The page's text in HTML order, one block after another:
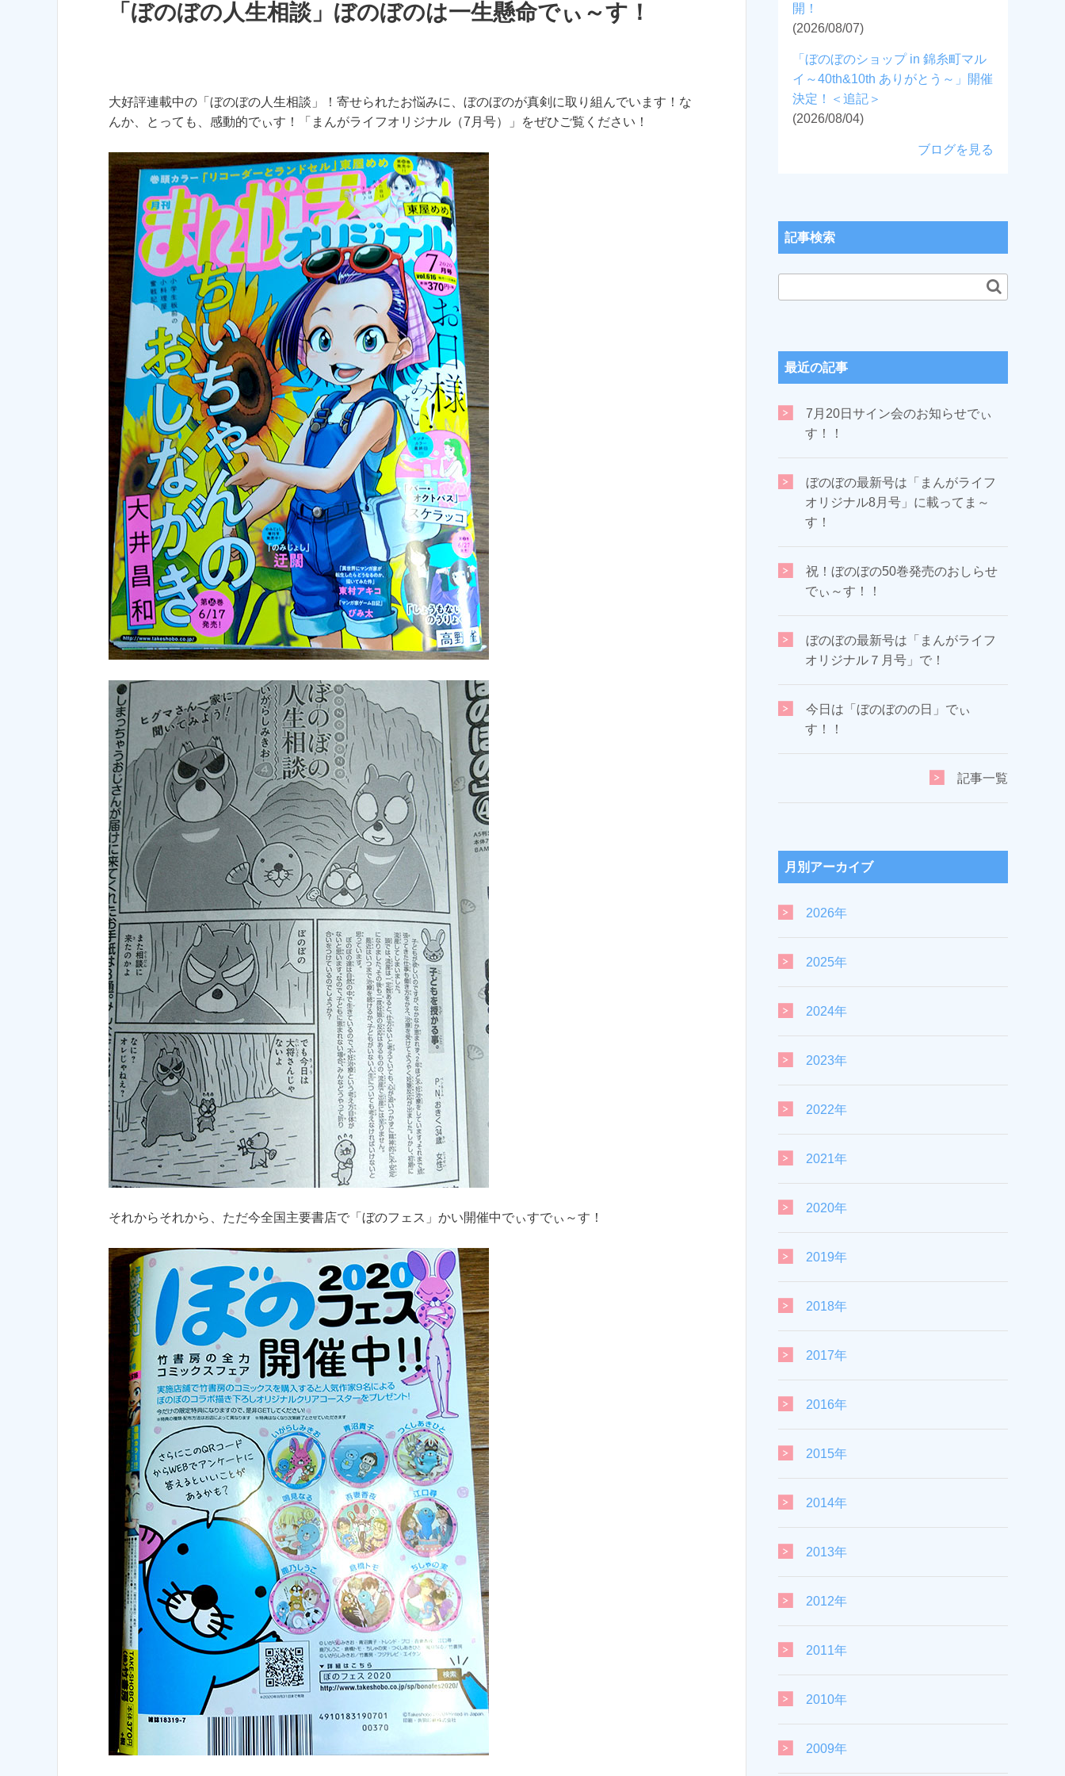
「ぼのぼの人生相談」ぼのぼのは一生懸命でぃ～す！
大好評連載中の「ぼのぼの人生相談」！寄せられたお悩みに、ぼのぼのが真剣に取り組んでいます！な
んか、とっても、感動的でぃす！「まんがライフオリジナル（7月号）」をぜひご覧ください！
それからそれから、ただ今全国主要書店で「ぼのフェス」かい開催中でぃすでぃ～す！
開！
(2026/08/07)
「ぼのぼのショップ in 錦糸町マル
イ～40th&10th ありがとう～」開催
決定！＜追記＞
(2026/08/04)
ブログを見る
記事検索
最近の記事
7月20日サイン会のお知らせでぃ
す！！
ぼのぼの最新号は「まんがライフ
オリジナル8月号」に載ってま～
す！
祝！ぼのぼの50巻発売のおしらせ
でぃ～す！！
ぼのぼの最新号は「まんがライフ
オリジナル７月号」で！
今日は「ぼのぼのの日」でぃ
す！！
記事一覧
月別アーカイブ
2026年
2025年
2024年
2023年
2022年
2021年
2020年
2019年
2018年
2017年
2016年
2015年
2014年
2013年
2012年
2011年
2010年
2009年